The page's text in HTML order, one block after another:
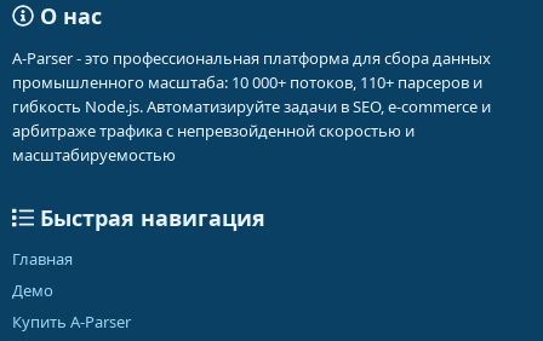
О нас
A-Parser - это профессиональная платформа для сбора данных
промышленного масштаба: 10 000+ потоков, 110+ парсеров и
гибкость Node.js. Автоматизируйте задачи в SEO, e-commerce и
арбитраже трафика с непревзойденной скоростью и
масштабируемостью
Быстрая навигация
Главная
Демо
Купить A-Parser